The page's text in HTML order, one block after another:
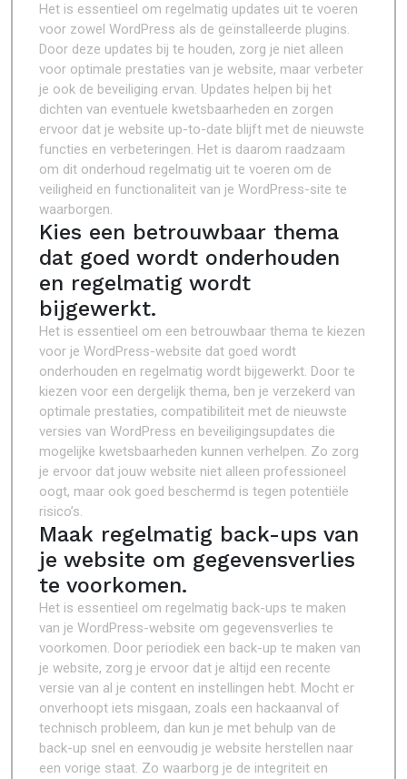
Het is essentieel om regelmatig updates uit te voeren
voor zowel WordPress als de geïnstalleerde plugins.
Door deze updates bij te houden, zorg je niet alleen
voor optimale prestaties van je website, maar verbeter
je ook de beveiliging ervan. Updates helpen bij het
dichten van eventuele kwetsbaarheden en zorgen
ervoor dat je website up-to-date blijft met de nieuwste
functies en verbeteringen. Het is daarom raadzaam
om dit onderhoud regelmatig uit te voeren om de
veiligheid en functionaliteit van je WordPress-site te
waarborgen.
Kies een betrouwbaar thema
dat goed wordt onderhouden
en regelmatig wordt
bijgewerkt.
Het is essentieel om een betrouwbaar thema te kiezen
voor je WordPress-website dat goed wordt
onderhouden en regelmatig wordt bijgewerkt. Door te
kiezen voor een dergelijk thema, ben je verzekerd van
optimale prestaties, compatibiliteit met de nieuwste
versies van WordPress en beveiligingsupdates die
mogelijke kwetsbaarheden kunnen verhelpen. Zo zorg
je ervoor dat jouw website niet alleen professioneel
oogt, maar ook goed beschermd is tegen potentiële
risico’s.
Maak regelmatig back-ups van
je website om gegevensverlies
te voorkomen.
Het is essentieel om regelmatig back-ups te maken
van je WordPress-website om gegevensverlies te
voorkomen. Door periodiek een back-up te maken van
je website, zorg je ervoor dat je altijd een recente
versie van al je content en instellingen hebt. Mocht er
onverhoopt iets misgaan, zoals een hackaanval of
technisch probleem, dan kun je met behulp van de
back-up snel en eenvoudig je website herstellen naar
een vorige staat. Zo waarborg je de integriteit en